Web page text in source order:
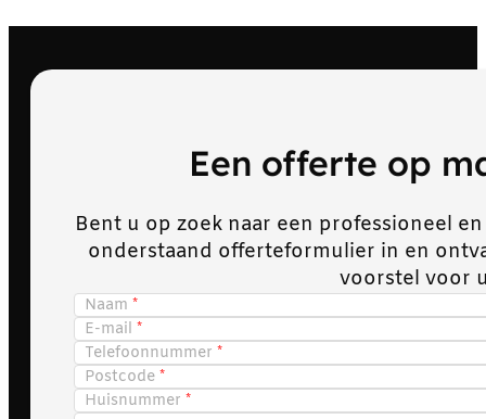
Een offerte op
Bent u op zoek naar een professioneel
onderstaand offerteformulier in en
voorstel voor
Naam
E-mail
Telefoonnummer
Postcode
Huisnummer